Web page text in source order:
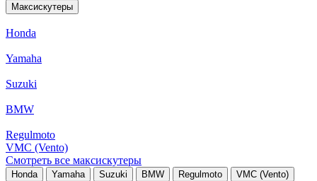
Максискутеры
Honda
Yamaha
Suzuki
BMW
Regulmoto
VMC (Vento)
Смотреть все максискутеры
Honda Yamaha Suzuki BMW Regulmoto VMC (Vento)